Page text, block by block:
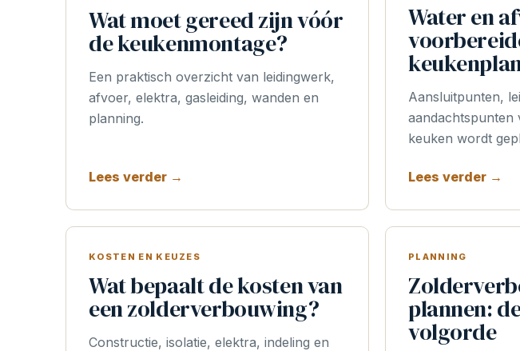
Wat moet gereed zijn vóór
de keukenmontage?
Een praktisch overzicht van leidingwerk,
afvoer, elektra, gasleiding, wanden en
planning.
Lees verder →
Water en
Aansluitpunten,
aandachtspunten
keuken wordt
Lees verder →
KOSTEN EN KEUZES
Wat bepaalt de kosten van
een zolderverbouwing?
Constructie, isolatie, elektra, indeling en
PLANNING
plannen:
volgorde